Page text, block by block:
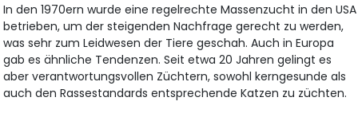
In den 1970ern wurde eine regelrechte Massenzucht in den USA
betrieben, um der steigenden Nachfrage gerecht zu werden,
was sehr zum Leidwesen der Tiere geschah. Auch in Europa
gab es ähnliche Tendenzen. Seit etwa 20 Jahren gelingt es
aber verantwortungsvollen Züchtern, sowohl kerngesunde als
auch den Rassestandards entsprechende Katzen zu züchten.